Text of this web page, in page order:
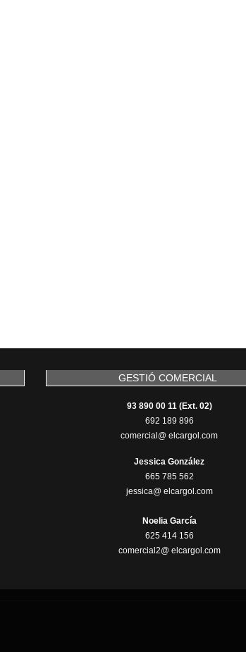
GESTIÓ COMERCIAL
93 890 00 11 (Ext. 02)
692 189 896
comercial@ elcargol.com
Jessica González
665 785 562
jessica@ elcargol.com
Noelia García
625 414 156
comercial2@ elcargol.com